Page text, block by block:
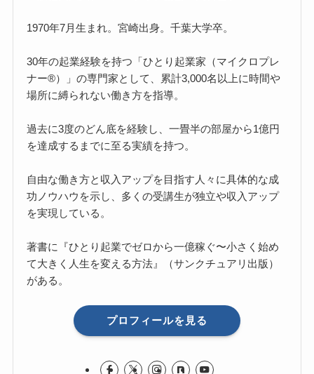
1970年7月生まれ。宮崎出身。千葉大学卒。
30年の起業経験を持つ「ひとり起業家（マイクロプレ
ナー®）」の専門家として、累計3,000名以上に時間や
場所に縛られない働き方を指導。
過去に3度のどん底を経験し、一畳半の部屋から1億円
を達成するまでに至る実績を持つ。
自由な働き方と収入アップを目指す人々に具体的な成
功ノウハウを示し、多くの受講生が独立や収入アップ
を実現している。
著書に『ひとり起業でゼロから一億稼ぐ〜小さく始め
て大きく人生を変える方法』（サンクチュアリ出版）
がある。
プロフィールを見る